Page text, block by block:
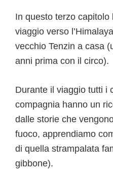
In questo terzo
viaggio verso
vecchio Tenzin a casa
anni prima con il circo).
Durante il viaggio tutti i
compagnia hanno un
dalle storie che
fuoco, apprendiamo
di quella strampalata
gibbone).